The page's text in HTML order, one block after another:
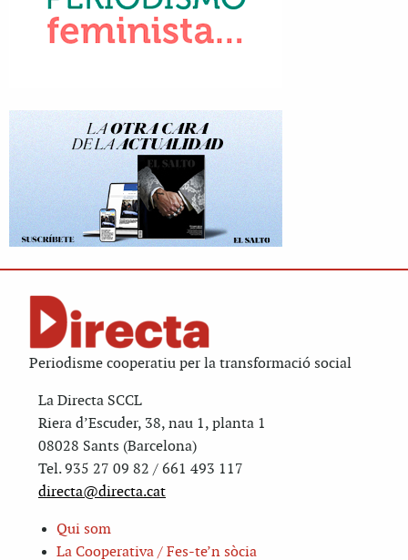
Periodisme cooperatiu per la transformació social
La Directa SCCL
Riera d’Escuder, 38, nau 1, planta 1
08028 Sants (Barcelona)
Tel. 935 27 09 82 / 661 493 117
directa@directa.cat
Qui som
La Cooperativa / Fes-te’n sòcia